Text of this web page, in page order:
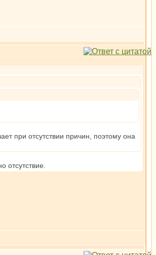
при отсутствии причин, поэтому она